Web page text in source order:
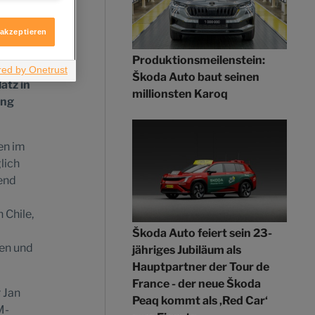
in
im
Chile,
und
Produktionsmeilenstein:
Škoda Auto baut seinen
millionsten Karoq
Škoda Auto feiert sein 23-
jähriges Jubiläum als
Hauptpartner der Tour de
France - der neue Škoda
Peaq kommt als ‚Red Car‘